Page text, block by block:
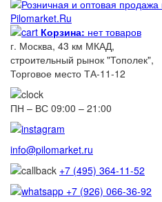
Корзина: нет товаров
г. Москва, 43 км МКАД,
строительный рынок "Тополек",
Торговое место ТА-11-12
ПН – ВС 09:00 – 21:00
info@pilomarket.ru
+7 (495) 364-11-52
+7 (926) 066-36-92